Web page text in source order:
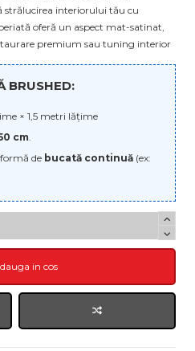
strălucirea interiorului tău cu
oferă un aspect mat-satinat,
premium sau tuning interior
BRUSHED:
× 1,5 metri lățime
cm
de bucată continuă (ex:
in cos